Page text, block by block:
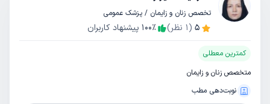
تخصص زنان و زایمان / پزشک عمومی
5
(
1 نظر) 100٪ پیشنهاد کاربران
کمترین معطلی
متخصص زنان و زایمان
نوبت‌دهی مطب